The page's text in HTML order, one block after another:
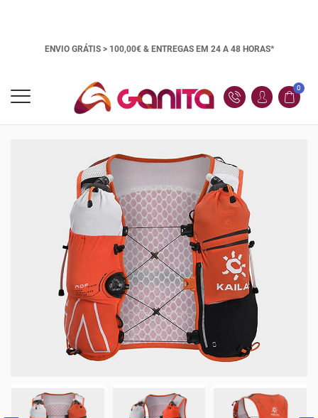
ENVIO GRÁTIS > 100,00€ & ENTREGAS EM 24 A 48 HORAS*
0